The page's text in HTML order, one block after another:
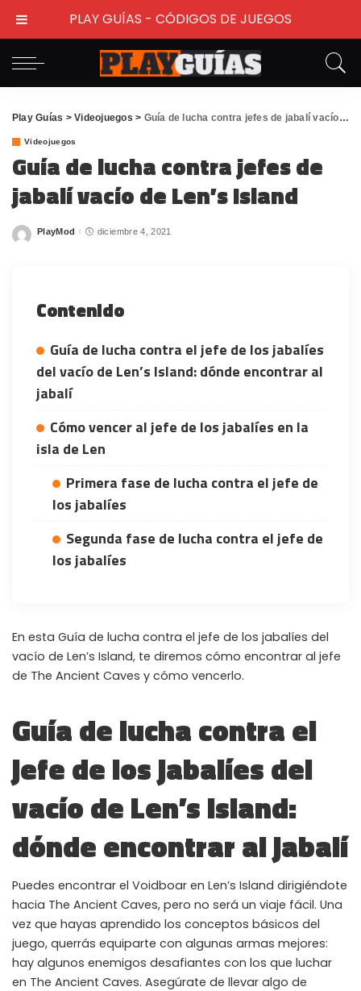
WHY JOIN THE CHANNEL?
ALL PERKS — ZERO NOISE • 100% FREE
▲ COLLAPSE
100% FREE to join
Tricks BEFORE website
Get exclusive codes and strategies before anyone else
Limited-time game codes
Temporary download keys — grab them fast, they expire
Play Guías >Videojuegos > Guía de lucha contra jefes de jabalí vacío de Len’s Island
Videojuegos
Guía de lucha contra jefes de
jabalí vacío de Len’s Island
Posted
PlayMod diciembre 4, 2021
Contenido
Guía de lucha contra el jefe de los jabalíes
del vacío de Len’s Island: dónde encontrar al
jabalí
Cómo vencer al jefe de los jabalíes en la
isla de Len
Primera fase de lucha contra el jefe de
los jabalíes
Segunda fase de lucha contra el jefe de
los jabalíes
En esta Guía de lucha contra el jefe de los jabalíes del
vacío de Len’s Island, te diremos cómo encontrar al jefe
de The Ancient Caves y cómo vencerlo.
Guía de lucha contra el
jefe de los jabalíes del
vacío de Len’s Island:
dónde encontrar al jabalí
Puedes encontrar el Voidboar en Len’s Island dirigiéndote
hacia The Ancient Caves, pero no será un viaje fácil. Una
vez que hayas aprendido los conceptos básicos del
juego, querrás equiparte con algunas armas mejores:
hay algunos enemigos desafiantes con los que luchar
en The Ancient Caves. Asegúrate de llevar algo de
PLAY GUÍAS - CÓDIGOS DE JUEGOS